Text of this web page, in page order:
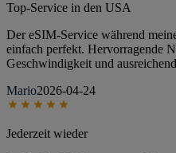
Top-Service in den USA
Der eSIM-Service während
einfach perfekt. Hervorragende
Geschwindigkeit und
Mario2026-04-24
Jederzeit wieder